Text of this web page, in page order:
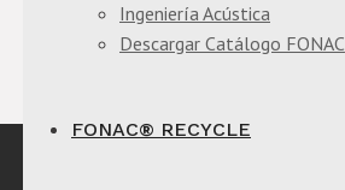
Ingeniería Acústica
Descargar Catálogo FONAC
FONAC® RECYCLE